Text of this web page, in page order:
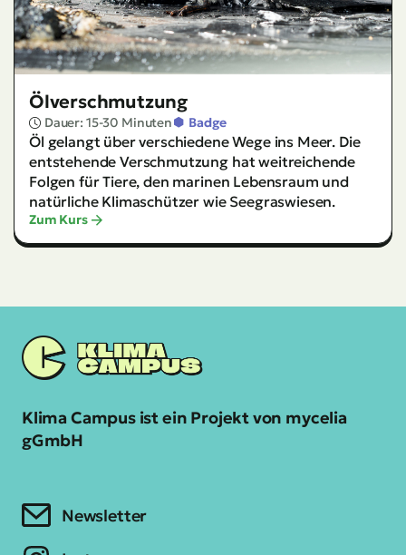
Klima Campus ist ein Projekt von mycelia
gGmbH
Newsletter